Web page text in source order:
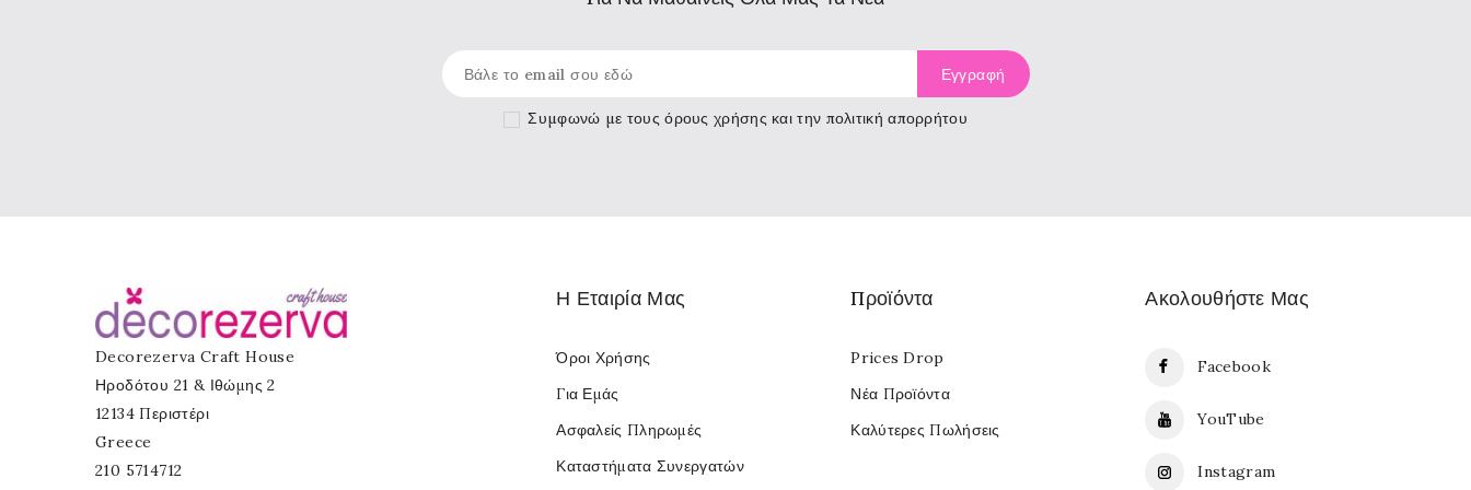
Συμφωνώ με τουςόρους χρήσης και την πολιτική απορρήτου
Ακολουθήστε Μας
Facebook
YouTube
Instagram
Decorezerva Craft House
Ηροδότου 21 & Ιθώμης 2
12134 Περιστέρι
Greece
210 5714712
Προϊόντα
Prices Drop
Νέα Προϊόντα
Καλύτερες Πωλήσεις
Η Εταιρία Μας
Όροι Χρήσης
Για Εμάς
Ασφαλείς Πληρωμές
Καταστήματα Συνεργατών